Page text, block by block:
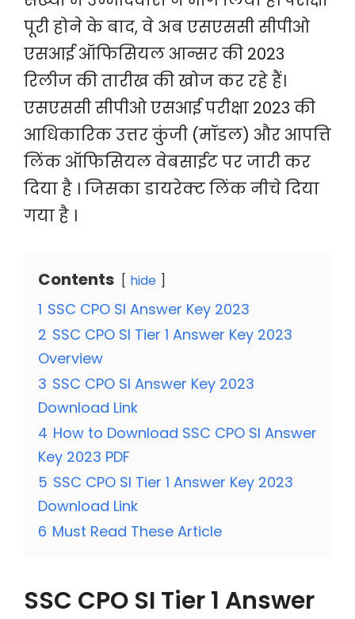
पूरी होने के बाद, वे अब एसएससी सीपीओ
एसआई ऑफिसियल आन्सर की 2023
रिलीज की तारीख की खोज कर रहे हैं।
एसएससी सीपीओ एसआई परीक्षा 2023 की
आधिकारिक उत्तर कुंजी (मॉडल) और आपत्ति
लिंक ऑफिसियल वेबसाईट पर जारी कर
दिया है । जिसका डायरेक्ट लिंक नीचे दिया
गया है ।
Contents hide
1 SSC CPO SI Answer Key 2023
2 SSC CPO SI Tier 1 Answer Key 2023
Overview
3 SSC CPO SI Answer Key 2023
Download Link
4 How to Download SSC CPO SI Answer
Key 2023 PDF
5 SSC CPO SI Tier 1 Answer Key 2023
Download Link
6 Must Read These Article
SSC CPO SI Tier 1 Answer